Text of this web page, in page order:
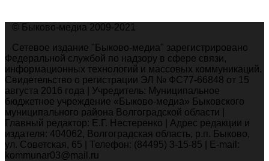
© Быково-медиа 2009-2021
Сетевое издание "Быково-медиа" зарегистрировано
Федеральной службой по надзору в сфере связи,
информационных технологий и массовых коммуникаций.
Свидетельство о регистрации ЭЛ № ФС77-66848 от 15
августа 2016 года | Учредитель: Муниципальное
бюджетное учреждение «Быково-медиа» Быковского
муниципального района Волгоградской области |
Главный редактор: Е.Г. Нестеренко | Адрес редакции и
издателя: 404062, Волгоградская область, р.п. Быково,
ул. Советская, 65 | Телефон: (84495) 3-15-85 | E-mail:
kommunar03@mail.ru